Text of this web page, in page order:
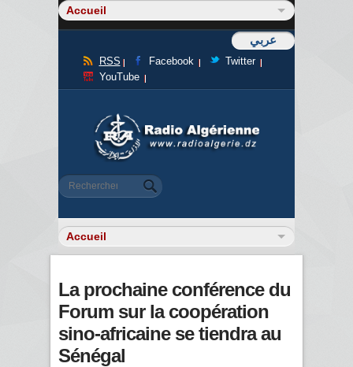
عربي
RSS Facebook
Twitter
YouTube
Formulaire de recherche
Rechercher
La prochaine conférence du
Forum sur la coopération
sino-africaine se tiendra au
Sénégal